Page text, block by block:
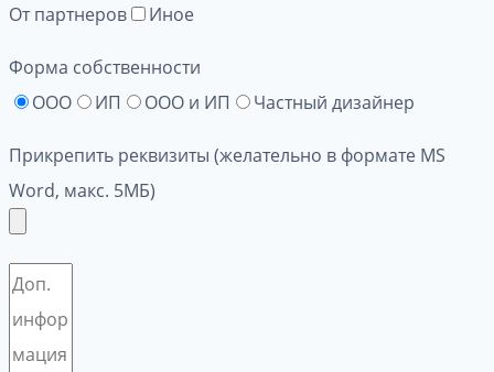
От партнеров
Иное
Форма собственности
ООО
ИП ООО и ИП Частный дизайнер
Прикрепить реквизиты (желательно в формате MS
Word, макс. 5МБ)